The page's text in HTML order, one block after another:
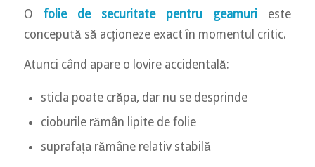
O folie de securitate pentru geamuri este
concepută să acționeze exact în momentul critic.
Atunci când apare o lovire accidentală:
sticla poate crăpa, dar nu se desprinde
cioburile rămân lipite de folie
suprafața rămâne relativ stabilă